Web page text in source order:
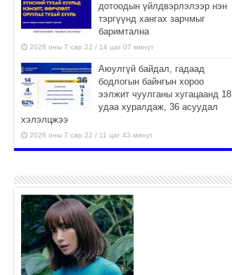
дотоодын үйлдвэрлэлээр нэн
тэргүүнд хангах зарчмыг
баримтална
2026 оны 7 сар 22 / 14 цаг 07 минут
Аюулгүй байдал, гадаад
бодлогын байнгын хороо
ээлжит чуулганы хугацаанд 18
удаа хуралдаж, 36 асуудал
хэлэлцжээ
2026 оны 7 сар 22 / 11 цаг 43 минут
боломжтой-Хүүхэд хөгжүүлэх
төв” байгуулах төсөлд төр,
хувийн хэвшлийн түншлэлийн хүрээнд хамтран
ажиллахыг урьж байна
2026 оны 7 сар 22 / 9 цаг 28 минут
Б.Пүрэвдагва: “Урт цагаан”-ыг
залуучууд чөлөөт цагаа